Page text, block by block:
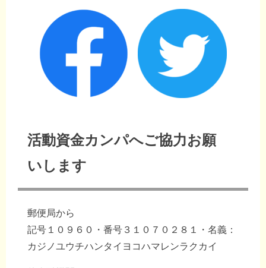
活動資金カンパへご協力お願
いします
郵便局から
記号１０９６０・番号３１０７０２８１・名義：
カジノユウチハンタイヨコハマレンラクカイ